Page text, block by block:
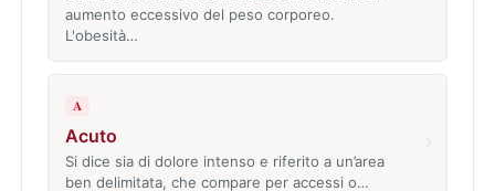
aumento eccessivo del peso corporeo.
L'obesità…
A
Acuto
Si dice sia di dolore intenso e riferito a un’area
ben delimitata, che compare per accessi o…